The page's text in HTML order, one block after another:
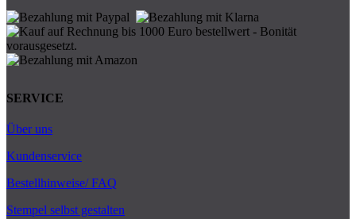
SERVICE
Über uns
Kundenservice
Bestellhinweise/ FAQ
Stempel selbst gestalten